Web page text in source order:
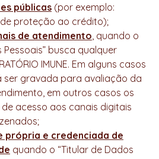
públicas (por exemplo:
proteção ao crédito);
de atendimento , quando o
Pessoais” busca qualquer
IMUNE. Em alguns casos
ser gravada para avaliação da
em outros casos os
acesso aos canais digitais
própria e credenciada de
quando o “Titular de Dados